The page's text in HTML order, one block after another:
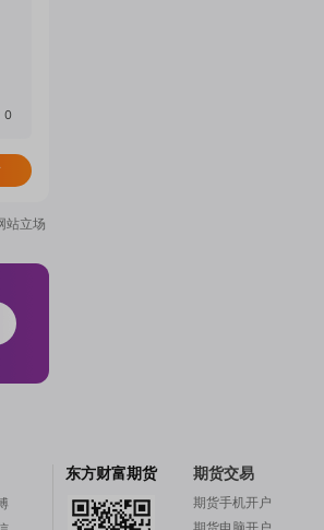
概
0
站立场
东方财富期货 期货交易
期货手机开户